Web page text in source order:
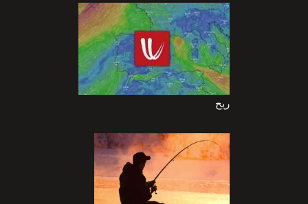
ريح